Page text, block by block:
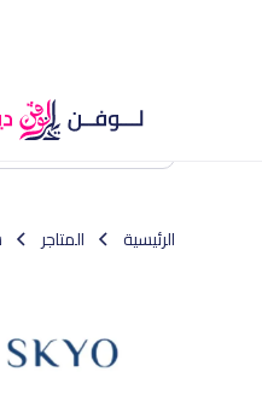
العودة إلى الصفحة
الرئيسية المتاجر